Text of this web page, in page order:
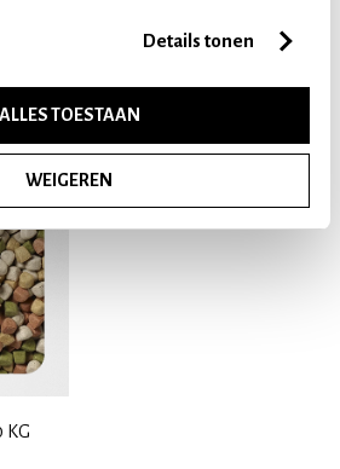
Details tonen
ALLES TOESTAAN
WEIGEREN
KG